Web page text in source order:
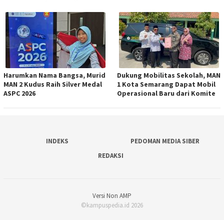
Harumkan Nama Bangsa, Murid
MAN 2 Kudus Raih Silver Medal
ASPC 2026
Dukung Mobilitas Sekolah, MAN
1 Kota Semarang Dapat Mobil
Operasional Baru dari Komite
INDEKS
PEDOMAN MEDIA SIBER
REDAKSI
Versi Non AMP
©kampuspedia.id 2026